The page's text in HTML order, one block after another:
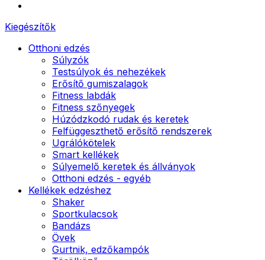
Kiegészítők
Otthoni edzés
Súlyzók
Testsúlyok és nehezékek
Erősítő gumiszalagok
Fitness labdák
Fitness szőnyegek
Húzódzkodó rudak és keretek
Felfüggeszthető erősítő rendszerek
Ugrálókötelek
Smart kellékek
Súlyemelő keretek és állványok
Otthoni edzés - egyéb
Kellékek edzéshez
Shaker
Sportkulacsok
Bandázs
Övek
Gurtnik, edzőkampók